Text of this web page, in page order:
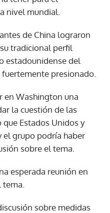
nivel mundial.
de China lograron
tradicional perfil
estadounidense del
presionado.
en Washington una
la cuestión de las
Estados Unidos y
el grupo podría haber
sobre el tema.
esperada reunión en
sobre medidas